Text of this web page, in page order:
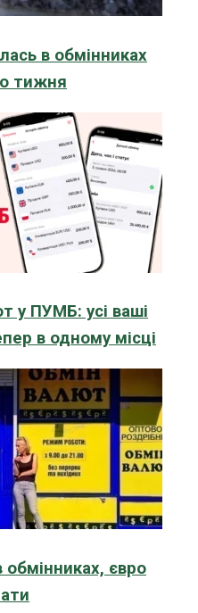
в обмінниках
тижня
у ПУМБ: усі ваші
в одному місці
євро